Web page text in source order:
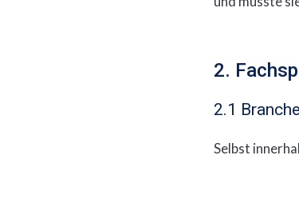
2.
2.1
Selbst